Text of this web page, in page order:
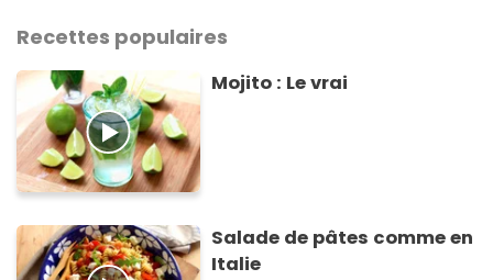
Recettes populaires
Mojito : Le vrai
Salade de pâtes comme en
Italie